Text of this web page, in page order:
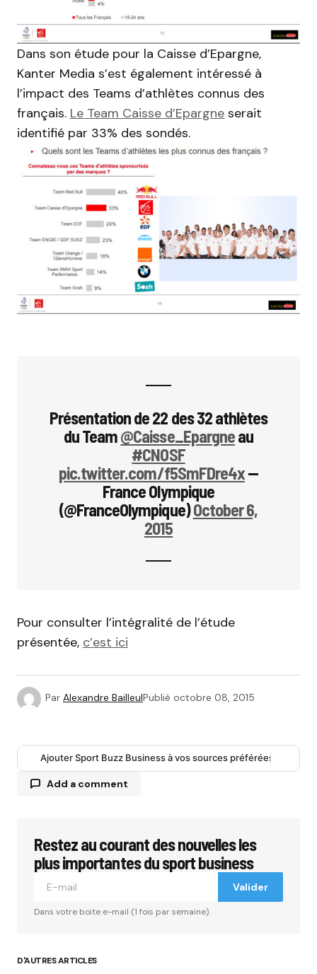
Dans son étude pour la Caisse d’Epargne,
Kanter Media s’est également intéressé à
l’impact des Teams d’athlètes connus des
français. Le Team Caisse d’Epargne serait
identifié par 33% des sondés.
Présentation de 22 des 32 athlètes
du Team@Caisse_Epargneau
#CNOSF
pic.twitter.com/f5SmFDre4x—
France Olympique
(@FranceOlympique)October 6,
2015
Pour consulter l’intégralité de l’étude
présentée, c’est ici
Par Alexandre BailleulPublié octobre 08, 2015
Ajouter Sport Buzz Business à vos sources préférées
Add a comment
Votre adresse e-mail ne sera pas publiée.Les
champs obligatoires sont indiqués avec*
Restez au courant des nouvelles les
plus importantes du sport business
Valider
Dans votre boite e-mail (1 fois par semaine).
D'AUTRES ARTICLES